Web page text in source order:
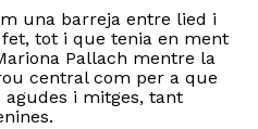
una barreja entre lied i
tot i que tenia en ment
Pallach mentre la
central com per a que
i mitges, tant